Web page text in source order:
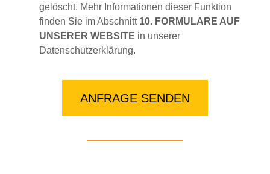
gelöscht. Mehr Informationen dieser Funktion
finden Sie im Abschnitt 10. FORMULARE AUF
UNSERER WEBSITE in unserer
Datenschutzerklärung.
ANFRAGE SENDEN